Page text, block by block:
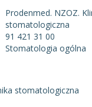
Prodenmed. NZOZ.
stomatologiczna
91 421 31 00
Stomatologia ogólna
stomatologiczna